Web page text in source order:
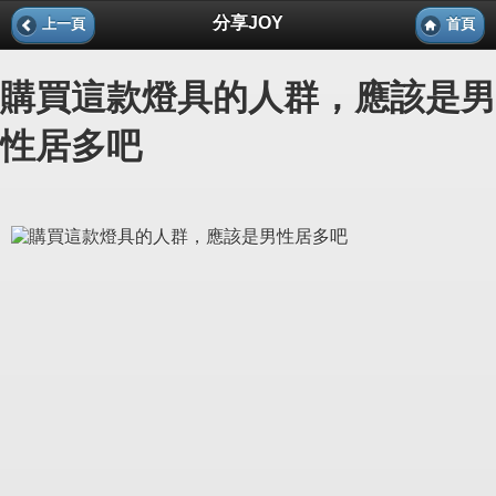
上一頁 分享JOY 首頁
購買這款燈具的人群，應該是男
性居多吧